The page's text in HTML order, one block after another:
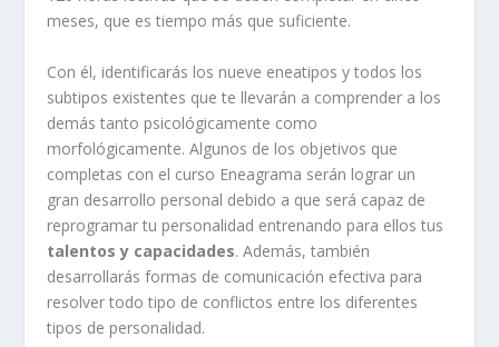
meses, que es tiempo más que suficiente.
Con él, identificarás los nueve eneatipos y todos los
subtipos existentes que te llevarán a comprender a los
demás tanto psicológicamente como
morfológicamente. Algunos de los objetivos que
completas con el curso Eneagrama serán lograr un
gran desarrollo personal debido a que será capaz de
reprogramar tu personalidad entrenando para ellos tus
talentos y capacidades. Además, también
desarrollarás formas de comunicación efectiva para
resolver todo tipo de conflictos entre los diferentes
tipos de personalidad.